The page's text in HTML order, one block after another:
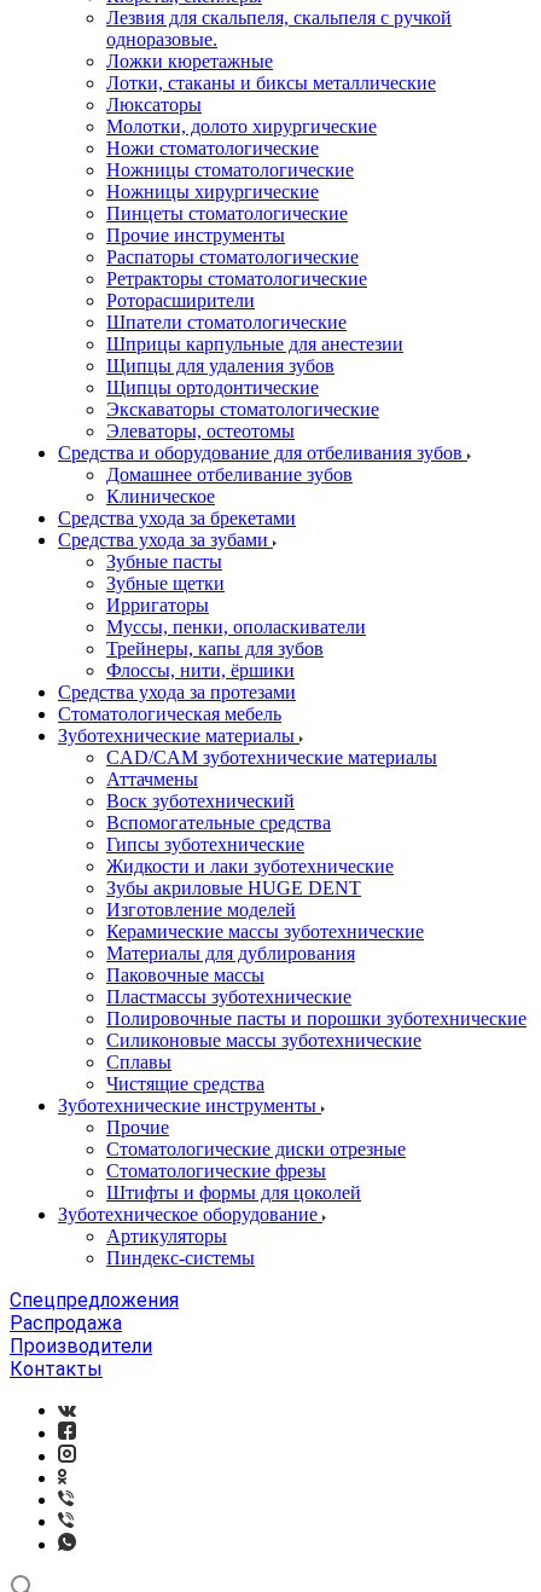
Лезвия для скальпеля, скальпеля с ручкой
одноразовые.
Ложки кюретажные
Лотки, стаканы и биксы металлические
Люксаторы
Молотки, долото хирургические
Ножи стоматологические
Ножницы стоматологические
Ножницы хирургические
Пинцеты стоматологические
Прочие инструменты
Распаторы стоматологические
Ретракторы стоматологические
Роторасширители
Шпатели стоматологические
Шприцы карпульные для анестезии
Щипцы для удаления зубов
Щипцы ортодонтические
Экскаваторы стоматологические
Элеваторы, остеотомы
Средства и оборудование для отбеливания зубов
Домашнее отбеливание зубов
Клиническое
Средства ухода за брекетами
Средства ухода за зубами
Зубные пасты
Зубные щетки
Ирригаторы
Муссы, пенки, ополаскиватели
Трейнеры, капы для зубов
Флоссы, нити, ёршики
Средства ухода за протезами
Стоматологическая мебель
Зуботехнические материалы
CAD/CAM зуботехнические материалы
Аттачмены
Воск зуботехнический
Вспомогательные средства
Гипсы зуботехнические
Жидкости и лаки зуботехнические
Зубы акриловые HUGE DENT
Изготовление моделей
Керамические массы зуботехнические
Материалы для дублирования
Паковочные массы
Пластмассы зуботехнические
Полировочные пасты и порошки зуботехнические
Силиконовые массы зуботехнические
Сплавы
Чистящие средства
Зуботехнические инструменты
Прочие
Стоматологические диски отрезные
Стоматологические фрезы
Штифты и формы для цоколей
Зуботехническое оборудование
Артикуляторы
Пиндекс-системы
Спецпредложения
Распродажа
Производители
Контакты